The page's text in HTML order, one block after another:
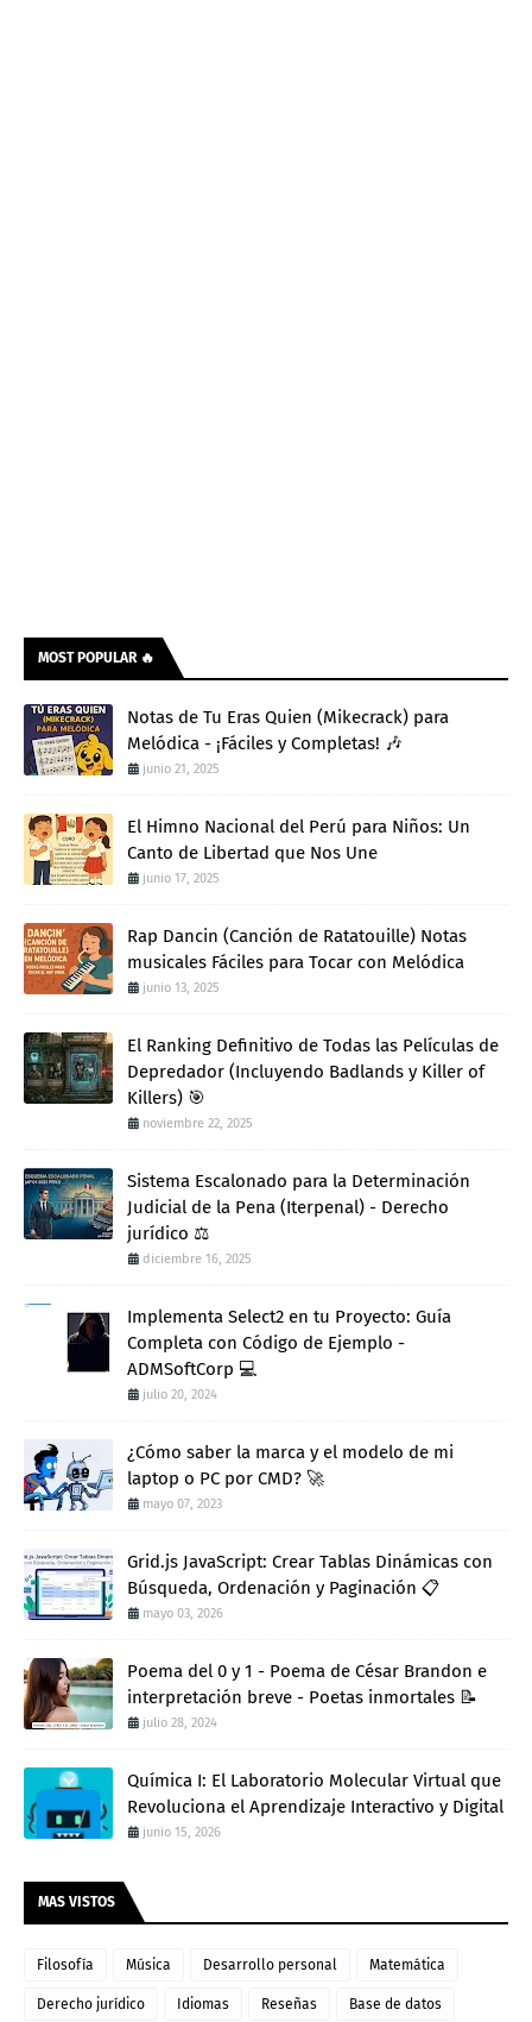
MOST POPULAR 🔥
Notas de Tu Eras Quien (Mikecrack) para
Melódica - ¡Fáciles y Completas! 🎶
junio 21, 2025
El Himno Nacional del Perú para Niños: Un
Canto de Libertad que Nos Une
junio 17, 2025
Rap Dancin (Canción de Ratatouille) Notas
musicales Fáciles para Tocar con Melódica
junio 13, 2025
El Ranking Definitivo de Todas las Películas de
Depredador (Incluyendo Badlands y Killer of
Killers) 🎯
noviembre 22, 2025
Sistema Escalonado para la Determinación
Judicial de la Pena (Iterpenal) - Derecho
jurídico ⚖️
diciembre 16, 2025
Implementa Select2 en tu Proyecto: Guía
Completa con Código de Ejemplo -
ADMSoftCorp 💻
julio 20, 2024
¿Cómo saber la marca y el modelo de mi
laptop o PC por CMD? 🚀
mayo 07, 2023
Grid.js JavaScript: Crear Tablas Dinámicas con
Búsqueda, Ordenación y Paginación 📋
mayo 03, 2026
Poema del 0 y 1 - Poema de César Brandon e
interpretación breve - Poetas inmortales 📝
julio 28, 2024
Química I: El Laboratorio Molecular Virtual que
Revoluciona el Aprendizaje Interactivo y Digital
junio 15, 2026
MAS VISTOS
Filosofía Música Desarrollo personal Matemática
Derecho jurídico Idiomas Reseñas Base de datos